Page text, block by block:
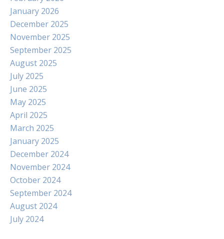
January 2026
December 2025
November 2025
September 2025
August 2025
July 2025
June 2025
May 2025
April 2025
March 2025
January 2025
December 2024
November 2024
October 2024
September 2024
August 2024
July 2024